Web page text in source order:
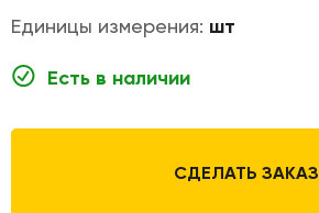
Единицы измерения: шт
Есть в наличии
СДЕЛАТЬ ЗАКАЗ